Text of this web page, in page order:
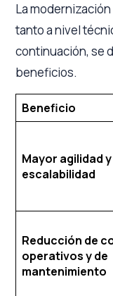
La
tanto a nivel
continuación, se
beneficios.
Beneficio
Mayor agilidad y
escalabilidad
Reducción de
operativos y de
mantenimiento